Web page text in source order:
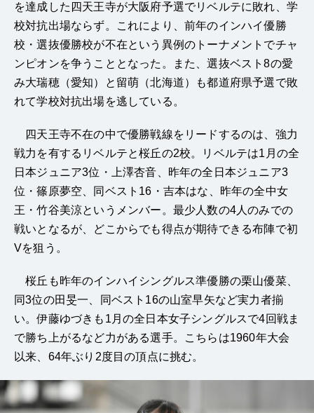
を達成した四天王寺が大阪府予選でリベルテに敗れ、学
校対抗出場ならず。これにより、前年のインハイ優勝
校・選抜優勝校が不在という異例のトーナメントでチャ
ンピオンを争うこととなった。また、選抜ベスト8の愛
み大瑞穂（愛知）と留萌（北海道）も都道府県予選で敗
れて学校対抗出場を逃している。
四天王寺不在の中で優勝戦線をリードするのは、強力
戦力を有するリベルテと桜丘の2校。リベルテは1月の全
日本ジュニア3位・上澤杏音、昨年の全日本ジュニア3
位・篠原夢空、同ベスト16・吉本はな、昨年の全中女
王・竹谷美涼というメンバー。最少人数の4人のみでの
戦いとなるが、どこからでも得点が期待できる布陣で初
Vを狙う。
桜丘も昨年のインハイシングルス準優勝の栗山優菜、
同3位の田旻一、同ベスト16の山室早矢など実力者揃
い。伊藤ゆづきも1月の全日本女子シングルスで4回戦ま
で勝ち上がるなど力がある選手。こちらは1960年大会
以来、64年ぶり2度目の頂点に挑む。